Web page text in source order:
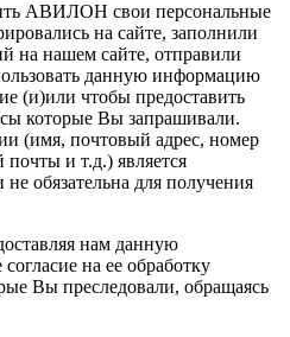
АВИЛОН свои персональные
на сайте, заполнили
на нашем сайте, отправили
данную информацию
(и)или чтобы предоставить
которые Вы запрашивали.
(имя, почтовый адрес, номер
почты и т.д.) является
обязательна для получения
нам данную
на ее обработку
Вы преследовали, обращаясь